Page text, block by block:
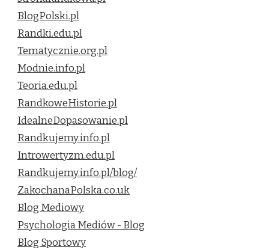
BlogPolski.pl
Randki.edu.pl
Tematycznie.org.pl
Modnie.info.pl
Teoria.edu.pl
RandkoweHistorie.pl
IdealneDopasowanie.pl
Randkujemy.info.pl
Introwertyzm.edu.pl
Randkujemy.info.pl/blog/
ZakochanaPolska.co.uk
Blog Mediowy
Psychologia Mediów - Blog
Blog Sportowy